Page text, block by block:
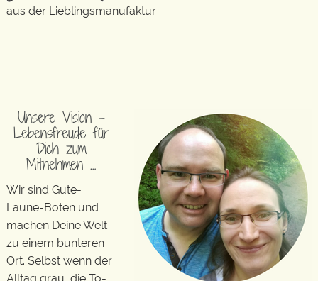
aus der Lieblingsmanufaktur
Unsere Vision –
Lebensfreude für
Dich zum
Mitnehmen …
Wir sind Gute-
Laune-Boten und
machen Deine Welt
zu einem bunteren
Ort. Selbst wenn der